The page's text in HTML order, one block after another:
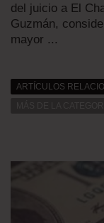
del juicio a El
Guzmán,
mayor ...
ARTÍCULOS